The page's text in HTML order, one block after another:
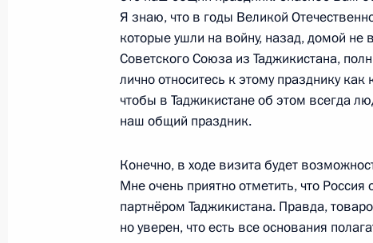
Встреча с Президентом
8 мая 2021 года, 18:10
Телефонный разговор с
Жомартом Токаевым
8 мая 2021 года, 12:20
Я знаю, что в годы Великой
которые ушли на войну, назад, домой не
Советского Союза из Таджикистана,
лично относитесь к этому празднику
чтобы в Таджикистане об этом всегда
наш общий праздник.
Конечно, в ходе визита будет
Мне очень приятно отметить, что
партнёром Таджикистана. Правда,
но уверен, что есть все основания